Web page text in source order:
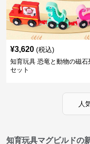
¥3,620 (税込)
知育玩具 恐竜と動物の磁石
セット
人
知育玩具マグビルドの